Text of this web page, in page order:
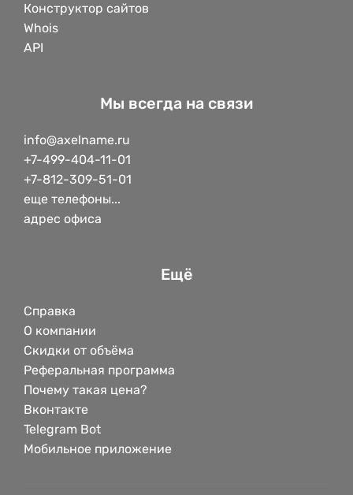
Конструктор сайтов
Whois
API
Мы всегда на связи
info@axelname.ru
+7-499-404-11-01
+7-812-309-51-01
еще телефоны...
адрес офиса
Ещё
Справка
О компании
Скидки от объёма
Реферальная программа
Почему такая цена?
Вконтакте
Telegram Bot
Мобильное приложение